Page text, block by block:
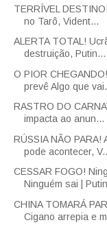
TERRÍVEL
no Tarô, Vident...
ALERTA TOTAL!
destruição, Putin...
O PIOR
prevê Algo que
RASTRO DO
impacta ao anun...
RÚSSIA NÃO PARA!
pode acontecer,
CESSAR FOGO!
Ninguém sai |
CHINA TOMARÁ
Cigano arrepia e